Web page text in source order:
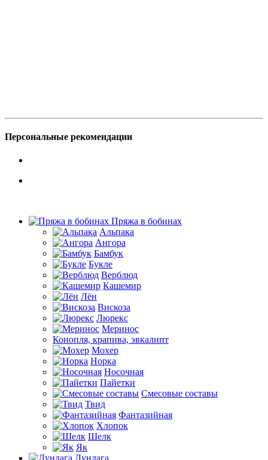
Персональные рекомендации
Пряжа в бобинах
Альпака
Ангора
Бамбук
Букле
Верблюд
Кашемир
Лён
Вискоза
Люрекс
Меринос
Конопля, крапива, эвкалипт
Мохер
Норка
Носочная
Пайетки
Смесовые составы
Твид
Фантазийная
Хлопок
Шелк
Як